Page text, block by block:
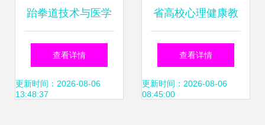
跆拳道技术与医学
融合 2024级新生
入院仪式暨入学教
查看详情
更新时间：2026-08-06
13:48:37
省高校心理健康教
育与咨询工作评估
组莅临我校检查指
查看详情
更新时间：2026-08-06
08:45:00